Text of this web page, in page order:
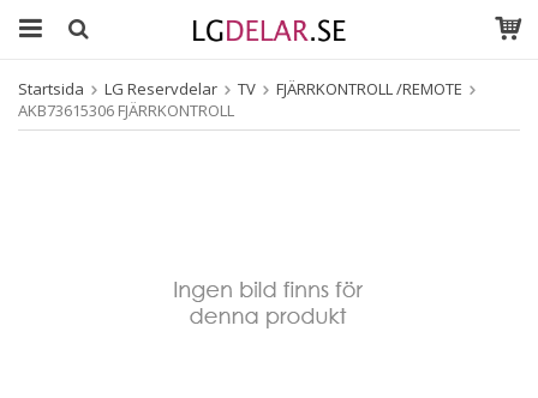
Startsida LG Reservdelar TV
FJÄRRKONTROLL /REMOTE
AKB73615306 FJÄRRKONTROLL